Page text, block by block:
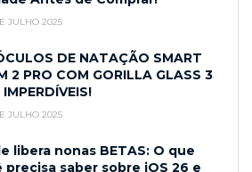
JULHO 2025
DE NATAÇÃO SMART
2 PRO COM GORILLA GLASS 3
JULHO 2025
libera nonas BETAS: O que
precisa saber sobre iOS 26 e